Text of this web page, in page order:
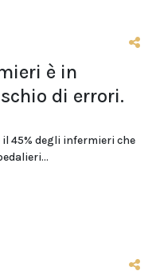
è in
di errori.
45% degli infermieri che